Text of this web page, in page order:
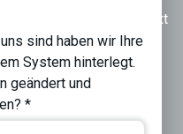
Next
sind haben wir Ihre
System hinterlegt.
geändert und
*